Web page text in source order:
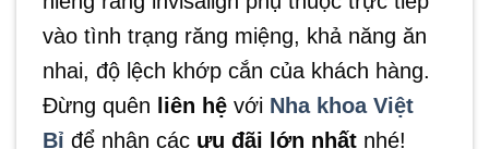
vào tình trạng răng miệng, khả năng ăn
nhai, độ lệch khớp cắn của khách hàng.
Đừng quên liên hệ với Nha khoa Việt
Bỉ để nhận các ưu đãi lớn nhất nhé!